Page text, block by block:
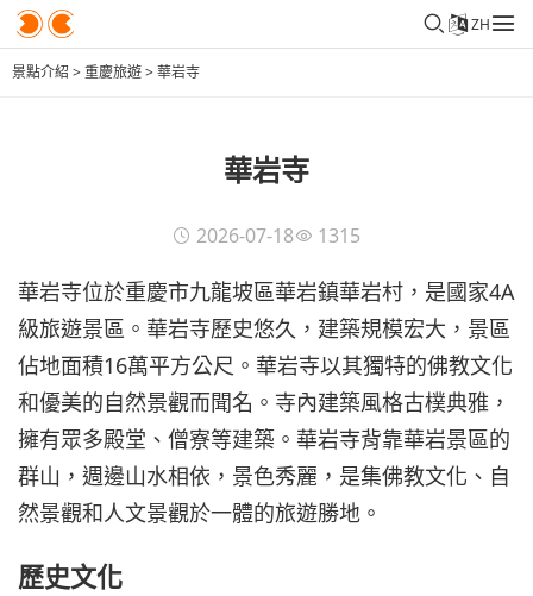
ZH
景點介紹 >重慶旅遊>華岩寺
華岩寺
2026-07-18 1315
華岩寺位於重慶市九龍坡區華岩鎮華岩村，是國家4A
級旅遊景區。華岩寺歷史悠久，建築規模宏大，景區
佔地面積16萬平方公尺。華岩寺以其獨特的佛教文化
和優美的自然景觀而聞名。寺內建築風格古樸典雅，
擁有眾多殿堂、僧寮等建築。華岩寺背靠華岩景區的
群山，週邊山水相依，景色秀麗，是集佛教文化、自
然景觀和人文景觀於一體的旅遊勝地。
歷史文化